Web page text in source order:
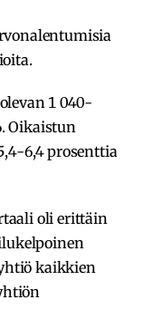
1 040-
Oikaistun
6,4 prosenttia
oli erittäin
kaikkien